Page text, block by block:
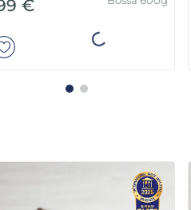
€ Bossa 600g